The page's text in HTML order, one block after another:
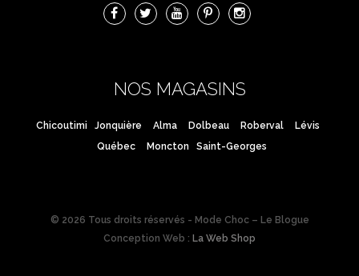
NOS MAGASINS
Chicoutimi Jonquière Alma Dolbeau Roberval
Lévis
Québec
Moncton Saint-Georges
© 2026 Tous droits réservés - Mode Choc – Le Blogue
Conception Web : La Web Shop